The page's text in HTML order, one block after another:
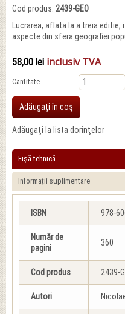
Cod produs: 2439-GEO
Lucrarea, aflata la a treia
aspecte din sfera geografiei
58,00 lei inclusiv TVA
Cantitate
Adăugați în coş
Adăugaţi la lista dorinţelor
Fișă tehnică
Informații suplimentare
ISBN 978-
Număr de
pagini
360
Cod produs 2439-
Autori